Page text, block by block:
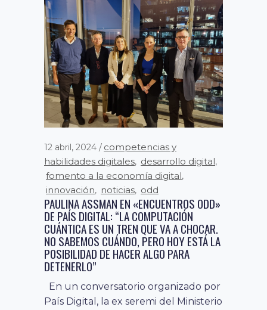
12 abril, 2024
competencias y
habilidades digitales, desarrollo digital,
fomento a la economía digital,
innovación, noticias, odd
PAULINA ASSMAN EN «ENCUENTROS ODD»
DE PAÍS DIGITAL: “LA COMPUTACIÓN
CUÁNTICA ES UN TREN QUE VA A CHOCAR.
NO SABEMOS CUÁNDO, PERO HOY ESTÁ LA
POSIBILIDAD DE HACER ALGO PARA
DETENERLO”
En un conversatorio organizado por
País Digital, la ex seremi del Ministerio